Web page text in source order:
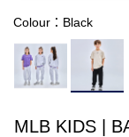
Colour：Black
MLB KIDS |